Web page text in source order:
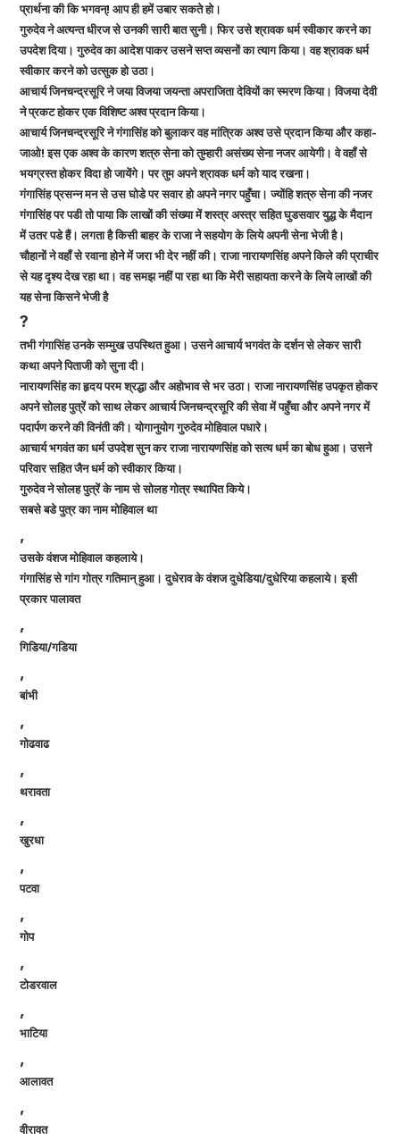
प्रार्थना की कि भगवन्! आप ही हमें उबार सकते हो।
गुरुदेव ने अत्यन्त धीरज से उनकी सारी बात सुनी। फिर उसे श्रावक धर्म स्वीकार करने का
उपदेश दिया। गुरुदेव का आदेश पाकर उसने सप्त व्यसनों का त्याग किया। वह श्रावक धर्म
स्वीकार करने को उत्सुक हो उठा।
आचार्य जिनचन्द्रसूरि ने जया विजया जयन्ता अपराजिता देवियों का स्मरण किया। विजया देवी
ने प्रकट होकर एक विशिष्ट अश्व प्रदान किया।
आचार्य जिनचन्द्रसूरि ने गंगासिंह को बुलाकर वह मांत्रिक अश्व उसे प्रदान किया और कहा-
जाओ! इस एक अश्व के कारण शत्रु सेना को तुम्हारी असंख्य सेना नजर आयेगी। वे वहॉं से
भयग्रस्त होकर विदा हो जायेंगे। पर तुम अपने श्रावक धर्म को याद रखना।
गंगासिंह प्रसन्न मन से उस घोडे पर सवार हो अपने नगर पहुँचा। ज्योंहि शत्रु सेना की नजर
गंगासिंह पर पडी तो पाया कि लाखों की संख्या में शस्त्र अस्त्र सहित घुडसवार युद्ध के मैदान
में उतर पडे हैं। लगता है किसी बाहर के राजा ने सहयोग के लिये अपनी सेना भेजी है।
चौहानों ने वहॉं से रवाना होने में जरा भी देर नहीं की। राजा नारायणसिंह अपने किले की प्राचीर
से यह दृश्य देख रहा था। वह समझ नहीं पा रहा था कि मेरी सहायता करने के लिये लाखों की
यह सेना किसने भेजी है
?
तभी गंगासिंह उनके सम्मुख उपस्थित हुआ। उसने आचार्य भगवंत के दर्शन से लेकर सारी
कथा अपने पिताजी को सुना दी।
नारायणसिंह का हृदय परम श्रद्धा और अहोभाव से भर उठा। राजा नारायणसिंह उपकृत होकर
अपने सोलह पुत्रें को साथ लेकर आचार्य जिनचन्द्रसूरि की सेवा में पहुँचा और अपने नगर में
पदार्पण करने की विनंती की। योगानुयोग गुरुदेव मोहिवाल पधारे।
आचार्य भगवंत का धर्म उपदेश सुन कर राजा नारायणसिंह को सत्य धर्म का बोध हुआ। उसने
परिवार सहित जैन धर्म को स्वीकार किया।
गुरुदेव ने सोलह पुत्रें के नाम से सोलह गोत्र स्थापित किये।
सबसे बडे पुत्र का नाम मोहिवाल था
उसके वंशज मोहिवाल कहलाये।
गंगासिंह से गांग गोत्र गतिमान् हुआ। दुधेराव के वंशज दुधेडिया/दुधेरिया कहलाये। इसी
प्रकार पालावत
गिडिया/गडिया
बांभी
गोढवाढ
थरावता
खुरधा
पटवा
गोप
टोडरवाल
भाटिया
आलावत
वीरावत